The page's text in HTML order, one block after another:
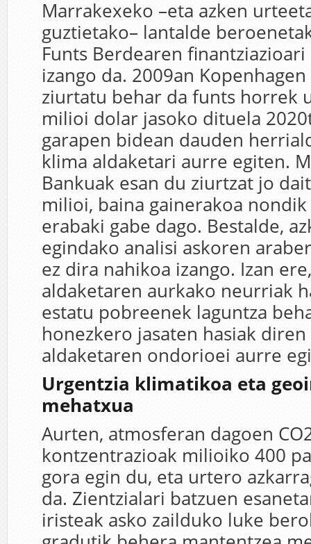
Marrakexeko –eta azken
guztietako– lantalde
Funts Berdearen
izango da. 2009an
ziurtatu behar da funts horrek
milioi dolar jasoko dituela
garapen bidean dauden
klima aldaketari aurre egiten.
Bankuak esan du ziurtzat jo
milioi, baina gainerakoa
erabaki gabe dago. Bestalde,
egindako analisi askoren
ez dira nahikoa izango. Izan
aldaketaren aurkako neurriak
estatu pobreenek laguntza
honezkero jasaten hasiak
aldaketaren ondorioei aurre
Urgentzia klimatikoa eta
mehatxua
Aurten, atmosferan dagoen
kontzentrazioak milioiko 400
gora egin du, eta urtero
da. Zientzialari batzuen
iristeak asko zailduko luke